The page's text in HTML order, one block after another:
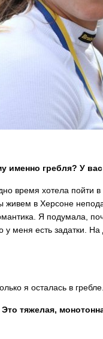
именно гребля? У
время хотела пойти
в Херсоне
Я подумала,
у меня есть задатки.
я осталась в гребле.
тяжелая,